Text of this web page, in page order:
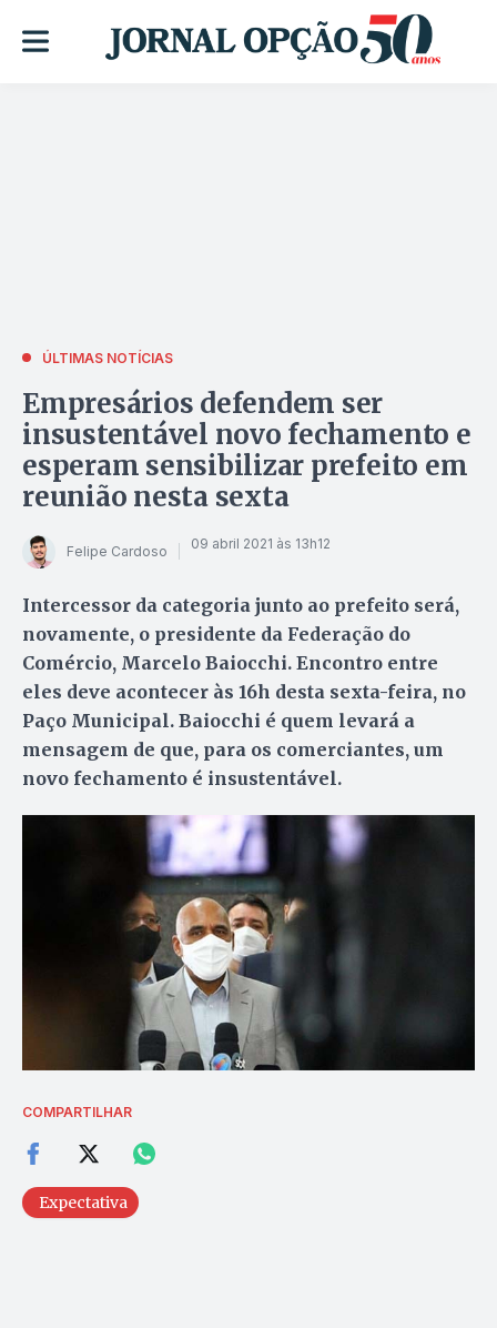
ÚLTIMAS NOTÍCIAS
Empresários defendem ser
insustentável novo fechamento e
esperam sensibilizar prefeito em
reunião nesta sexta
Felipe Cardoso 09 abril 2021 às 13h12
Intercessor da categoria junto ao prefeito será,
novamente, o presidente da Federação do
Comércio, Marcelo Baiocchi. Encontro entre
eles deve acontecer às 16h desta sexta-feira, no
Paço Municipal. Baiocchi é quem levará a
mensagem de que, para os comerciantes, um
novo fechamento é insustentável.
COMPARTILHAR
Expectativa